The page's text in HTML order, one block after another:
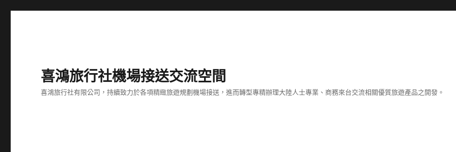
喜鴻旅行社機場接送交流空間
喜鴻旅行社有限公司，持續致力於各項精緻旅遊規劃機場接送，進而轉型專精辦理大陸人士專業、商務來台交流相關優質旅遊產品之開發。